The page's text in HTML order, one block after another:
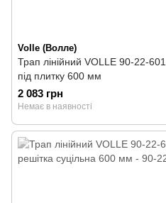
Volle (Волле)
Трап лінійний VOLLE 90-22-
під плитку 600 мм
2 083 грн
Немає в наявності